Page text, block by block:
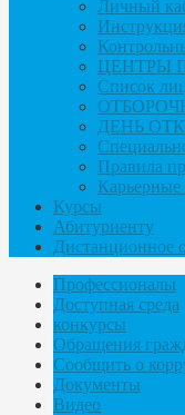
Личный
ЦЕНТРЫ
Список
ДЕНЬ
Правила
Карьерные
Курсы
Абитуриенту
Дистанционное
Профессионалы
Доступная среда
конкурсы
Обращения
Сообщить о
Документы
Видео